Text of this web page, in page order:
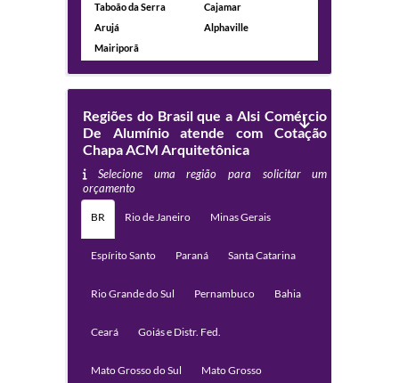
Taboão da Serra
Cajamar
Arujá
Alphaville
Mairiporã
Regiões do Brasil que a Alsi Comércio
De Alumínio atende com Cotação
Chapa ACM Arquitetônica
Selecione uma região para solicitar um
orçamento
BR Rio de Janeiro Minas Gerais
Espírito Santo Paraná Santa Catarina
Rio Grande do Sul Pernambuco Bahia
Ceará Goiás e Distr. Fed.
Mato Grosso do Sul Mato Grosso